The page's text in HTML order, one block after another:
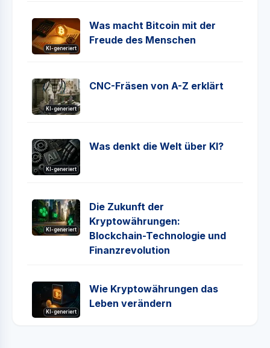
KI-generiert
Was macht Bitcoin mit der
Freude des Menschen
KI-generiert
CNC-Fräsen von A-Z erklärt
KI-generiert
Was denkt die Welt über KI?
KI-generiert
Die Zukunft der
Kryptowährungen:
Blockchain-Technologie und
Finanzrevolution
KI-generiert
Wie Kryptowährungen das
Leben verändern